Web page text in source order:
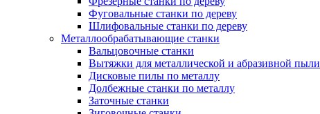
Фуговальные станки по дереву
Шлифовальные станки по дереву
Металлообрабатывающие станки
Вальцовочные станки
Вытяжки для металлической и абразивной пыли
Дисковые пилы по металлу
Долбежные станки по металлу
Заточные станки